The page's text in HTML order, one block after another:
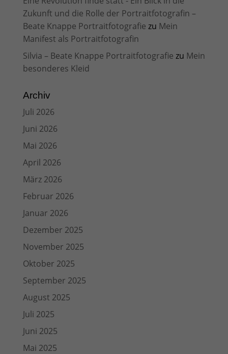
Zukunft und die Rolle der Portraitfotografin –
Beate Knappe Portraitfotografie zu Mein
Manifest als Portraitfotografin
Silvia – Beate Knappe Portraitfotografie zu Mein
besonderes Kleid
Archiv
Juli 2026
Juni 2026
Mai 2026
April 2026
März 2026
Februar 2026
Januar 2026
Dezember 2025
November 2025
Oktober 2025
September 2025
August 2025
Juli 2025
Juni 2025
Mai 2025